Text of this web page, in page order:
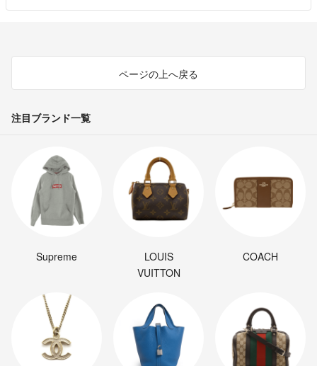
ページの上へ戻る
注目ブランド一覧
Supreme
LOUIS
VUITTON
COACH